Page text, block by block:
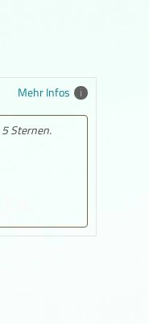
Mehr Infos
5 Sternen.